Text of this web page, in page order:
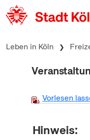
zum Inhalt springen
Leben in Köln
Vorlesen
Hinweis: